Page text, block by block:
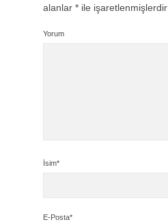
alanlar * ile işaretlenmişlerdir
Yorum
İsim*
E-Posta*